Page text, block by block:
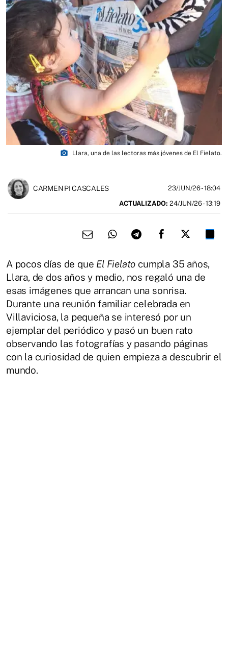
photo_camera Llara, una de las lectoras más jóvenes de El Fielato.
CARMEN PI CASCALES 23/JUN/26- 18:04
ACTUALIZADO: 24/JUN/26 - 13:19
A pocos días de que El Fielato cumpla 35 años,
Llara, de dos años y medio, nos regaló una de
esas imágenes que arrancan una sonrisa.
Durante una reunión familiar celebrada en
Villaviciosa, la pequeña se interesó por un
ejemplar del periódico y pasó un buen rato
observando las fotografías y pasando páginas
con la curiosidad de quien empieza a descubrir el
mundo.